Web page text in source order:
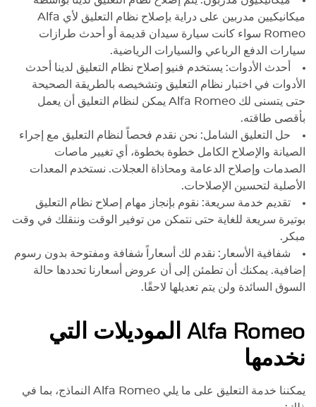
ميكانيكيين مدربين على دراية بإصلاح نظام التعليق لأي Alfa
Romeo سواء كانت سيارة سيدان قديمة أو أحدث طرازات
سيارات الدفع الرباعي والسيارات الرياضية.
أحدث الأدوات: يستخدم فنيو إصلاح نظام التعليق لدينا أحدث
الأدوات في اختبار نظام التعليق وتشخيصه بالطريقة الصحيحة
حتى يتسنى لك Alfa Romeo يمكن لنظام التعليق أن يعمل
بأقصى طاقته.
حل التعليق الشامل: نحن نقدم فحصاً لنظام التعليق مع إجراء
الصيانة والإصلاح الكامل خطوة بخطوة، أي تغيير ماصات
الصدمات وإصلاح الدعامة ومحاذاة العجلات. نستخدم المعدات
الأصلية لتحسين الإصلاحات.
تقديم خدمة سريعة: نقوم بإنجاز مهام إصلاح نظام التعليق
بوتيرة سريعة للغاية حتى نتمكن من توفير الوقت وننقلك في وقت
مبكر.
شفافية الأسعار: نقدم لك أسعاراً شفافة ومفتوحة بدون رسوم
إضافية. يمكنك أن تطمئن إلى أن عروض أسعارنا تحددها حالة
السوق السائدة ولن يتم تعديلها لاحقًا.
Alfa Romeoالموديلات التي
نخدمها
يمكننا خدمة التعليق على ما يلي Alfa Romeo النماذج، بما في